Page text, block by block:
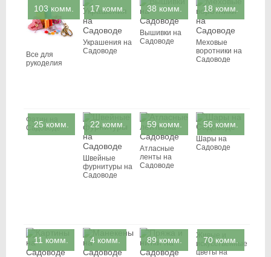
103 комм.
Все для
рукоделия
17 комм.
Украшения на
Садоводе
38 комм.
Вышивки на
Садоводе
18 комм.
Меховые
воротники на
Садоводе
25 комм.
Фатин на
Садоводе
22 комм.
Швейные
фурнитуры на
Садоводе
59 комм.
Атласные
ленты на
Садоводе
56 комм.
Шары на
Садоводе
11 комм. 4 комм. 89 комм. 70 комм.
Живые и
искусственные
цветы на